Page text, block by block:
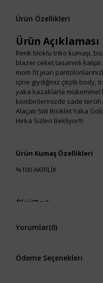
Ürün Özellikleri
Ürün Açıklaması
Renk bloklu triko kumaşı,
blazer ceket tasarımlı
mom fit jean
içine giydiğiniz çıtçıtlı
yaka kazaklarla
kombinlerinizde sade
Alaçatı Stili Bisiklet Yaka
Hırka Sizleri Bekliyor!!!
Ürün Kumaş Özellikleri
%100 AKRİLİK
Ölçü(Boy)
Yorumlar(0)
Ödeme Seçenekleri